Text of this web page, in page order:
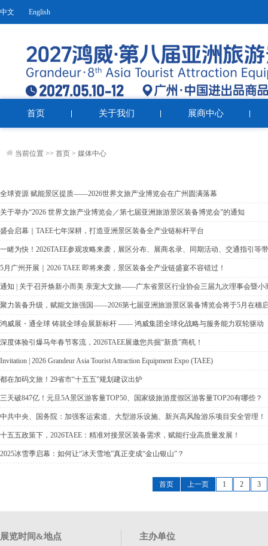
中文 English
首页 关于我们 展商中心
当前位置 >> 首页 > 媒体中心
全球资源 赋能景区提质——2026世界文旅产业博览会在广州圆满落幕
关于举办“2026 世界文旅产业博览会／第七届亚洲旅游景区装备博览会”的通知
盛会启幕｜TAEE七年深耕，打造亚洲景区装备全产业链标杆平台
一睹为快！2026TAEE参观攻略来袭，展区分布、展商名录、同期活动、交通指引等
5月广州开展｜2026 TAEE 即将来袭，景区装备全产业链盛宴不容错过！
通知 | 关于召开焕新小而美 亲宠大文旅——广东省景区行业协会三届九次理事会暨
聚力装备升级，赋能文旅强国——2026第七届亚洲旅游景区装备博览会将于5月在穗
鸿威展・通全球 铸就全球会展新标杆 —— 鸿威集团全球化战略与服务能力双轮驱动
深度体验引爆马年春节客流，2026TAEE展邀您共掘“新质”商机！
Invitation | 2026 Grandeur Asia Tourist Attraction Equipment Expo (TAEE)
都在加码文旅！29省市“十五五”规划建议出炉
三天破847亿！元旦5A景区游客量TOP50、国家级旅游度假区游客量TOP20有哪些？
中共中央、国务院：加强客运索道、大型游乐设施、新兴高风险游乐项目安全管理！
十五五政策下，2026TAEE：精准对接景区装备需求，赋能行业高质量发展！
2025冰雪季启幕：如何让“冰天雪地”真正变成“金山银山”？
首页 上一页 1 2 3
展览时间&地点 主办单位